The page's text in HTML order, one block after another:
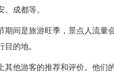
成都等。
间是旅游旺季，景点人流
的地。
他游客的推荐和评价。他